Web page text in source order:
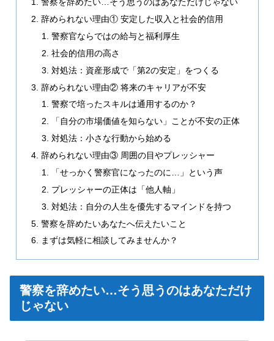
辞められない理由① 安定した収入と社会的信用
警察官ならではの給与と福利厚生
社会的信用の高さ
対処法：資産形成で「第2の安定」をつくる
辞められない理由② 将来のキャリアが不安
警察で培ったスキルは通用するのか？
「自分の市場価値を知らない」ことが不安の正体
対処法：小さな行動から始める
辞められない理由③ 周囲の目やプレッシャー
「せっかく警察官になったのに…」という声
プレッシャーの正体は「他人軸」
対処法：自分の人生を優先するマインドを持つ
警察を辞めたいあなたへ伝えたいこと
まずは気軽に相談してみませんか？
警察を辞めたい…そう思うのはあなただけ
じゃない